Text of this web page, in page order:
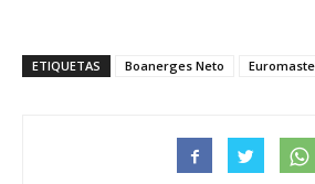
ETIQUETAS Boanerges Neto